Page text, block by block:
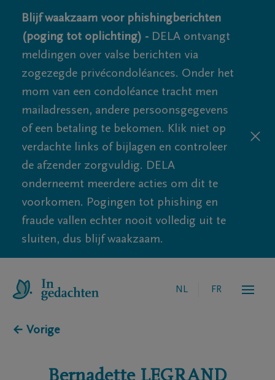
Blijf waakzaam voor phishingberichten
(poging tot oplichting) - DELA ontvangt
meldingen over valse berichten via
zogezegde privécondoléances. Onder het
mom van een condoléance tracht men
mailadressen, andere persoonsgegevens
of een betaling te bekomen. Klik niet op
verdachte links of bijlagen en controleer
de afzender zorgvuldig. DELA
onderneemt meerdere acties om dit te
voorkomen. Pogingen tot phishing en
fraude vallen echter nooit volledig uit te
sluiten, dus blijf waakzaam.
NL FR
← Vorige